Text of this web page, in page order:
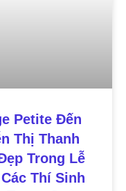
Petite Đến
Thị Thanh
Trong Lễ
Thí Sinh